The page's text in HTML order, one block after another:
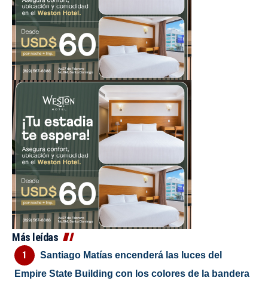
Más leídas
Santiago Matías encenderá las luces del
Empire State Building con los colores de la bandera